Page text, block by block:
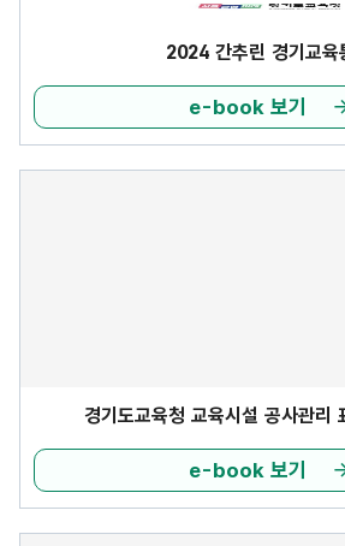
2024 간추린 경기교육
e-book 보기
경기도교육청 교육시설 공사관리
e-book 보기